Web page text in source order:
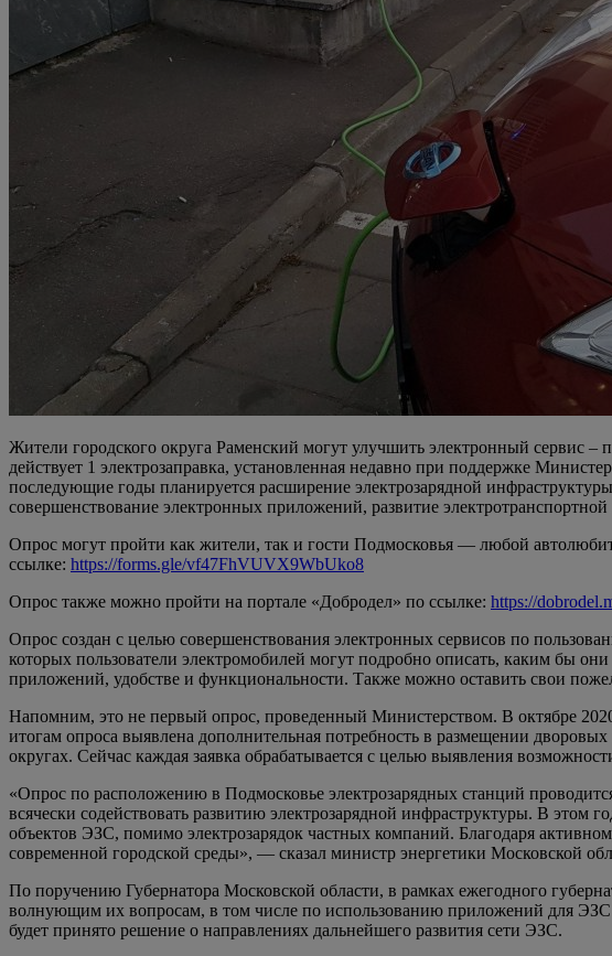
Жители городского округа Раменский могут улучшить электронный сервис –
действует 1 электрозаправка, установленная недавно при поддержке
последующие годы планируется расширение электрозарядной
совершенствование электронных приложений, развитие
Опрос могут пройти как жители, так и гости Подмосковья — любой
ссылке: https://forms.gle/vf47FhVUVX9WbUko8
Опрос также можно пройти на портале «Добродел» по ссылке: https://
Опрос создан с целью совершенствования электронных сервисов по
которых пользователи электромобилей могут подробно описать, каким бы
приложений, удобстве и функциональности. Также можно оставить свои
Напомним, это не первый опрос, проведенный Министерством. В октябре
итогам опроса выявлена дополнительная потребность в размещении
округах. Сейчас каждая заявка обрабатывается с целью выявления
«Опрос по расположению в Подмосковье электрозарядных станций
всячески содействовать развитию электрозарядной инфраструктуры. В этом
объектов ЭЗС, помимо электрозарядок частных компаний. Благодаря
современной городской среды», — сказал министр энергетики Московской
По поручению Губернатора Московской области, в рамках ежегодного
волнующим их вопросам, в том числе по использованию приложений для ЭЗС
будет принято решение о направлениях дальнейшего развития сети ЭЗС.